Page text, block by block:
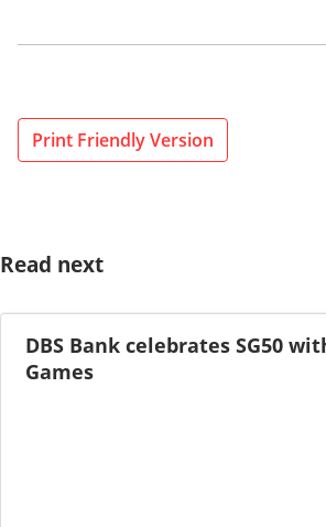
Print Friendly Version
Read next
DBS Bank celebrates SG50
Games